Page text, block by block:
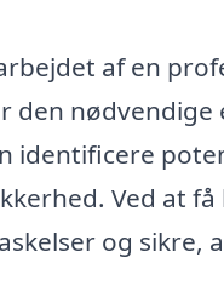
af en
den
identificere
Ved at
og sikre,